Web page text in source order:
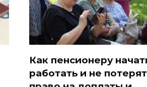
Как пенсионеру
работать и не